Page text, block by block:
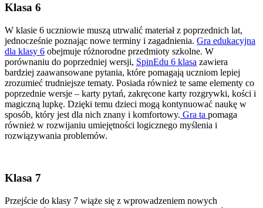
Klasa 6
W klasie 6 uczniowie muszą utrwalić materiał z poprzednich lat,
jednocześnie poznając nowe terminy i zagadnienia. Gra edukacyjna
dla klasy 6 obejmuje różnorodne przedmioty szkolne. W
porównaniu do poprzedniej wersji, SpinEdu 6 klasa zawiera
bardziej zaawansowane pytania, które pomagają uczniom lepiej
zrozumieć trudniejsze tematy. Posiada również te same elementy co
poprzednie wersje – karty pytań, zakręcone karty rozgrywki, kości i
magiczną lupkę. Dzięki temu dzieci mogą kontynuować naukę w
sposób, który jest dla nich znany i komfortowy. Gra ta pomaga
również w rozwijaniu umiejętności logicznego myślenia i
rozwiązywania problemów.
Klasa 7
Przejście do klasy 7 wiąże się z wprowadzeniem nowych